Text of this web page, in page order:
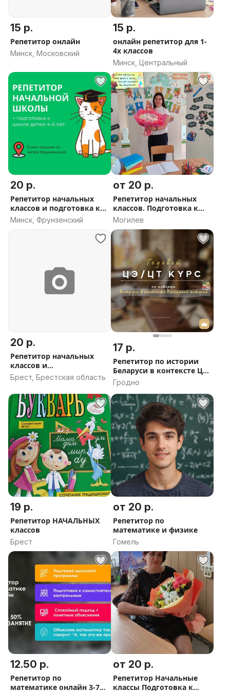
15 р.
Репетитор онлайн
Минск, Московский
15 р.
онлайн репетитор для 1-
4х классов
Минск, Центральный
20 р.
Репетитор начальных
классов и подготовка к
школе
Минск, Фрунзенский
от 20 р.
Репетитор начальных
классов. Подготовка к
школе.
Могилев
20 р.
Репетитор начальных
классов и
биологии,химии
Брест, Брестская область
17 р.
Репетитор по истории
Беларуси в контексте ЦЭ/
ЦТ
Гродно
19 р.
Репетитор НАЧАЛЬНЫХ
классов
Брест
от 20 р.
Репетитор по
математике и физике
Гомель
12.50 р.
Репетитор по
математике онлайн 3-7
от 20 р.
Репетитор Начальные
классы Подготовка к